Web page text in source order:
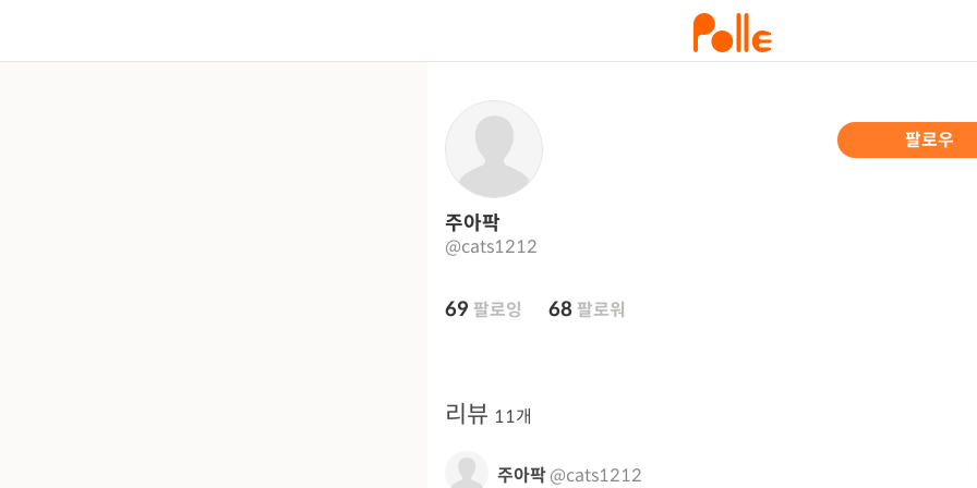
팔로우
주아팍
@cats1212
69 팔로잉 68 팔로워
리뷰 11개
주아팍@cats1212